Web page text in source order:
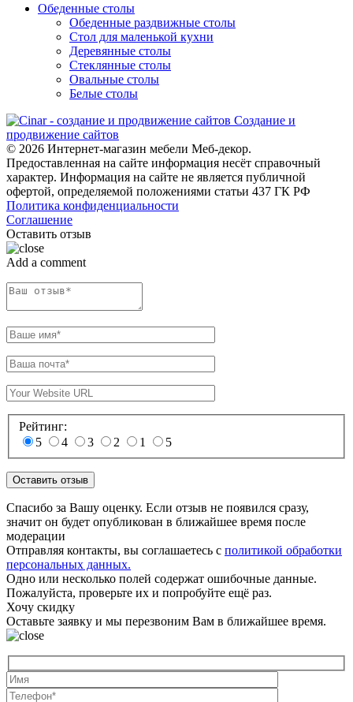
Обеденные столы
Обеденные раздвижные столы
Стол для маленькой кухни
Деревянные столы
Стеклянные столы
Овальные столы
Белые столы
Создание и
продвижение сайтов
© 2026 Интернет-магазин мебели Меб-декор.
Предоставленная на сайте информация несёт справочный
характер. Информация на сайте не является публичной
офертой, определяемой положениями статьи 437 ГК РФ
Политика конфиденциальности
Соглашение
Оставить отзыв
Add a comment
Рейтинг:
5
4 3 2 1 5
Спасибо за Вашу оценку. Если отзыв не появился сразу,
значит он будет опубликован в ближайшее время после
модерации
Отправляя контакты, вы соглашаетесь с политикой обработки
персональных данных.
Одно или несколько полей содержат ошибочные данные.
Пожалуйста, проверьте их и попробуйте ещё раз.
Хочу скидку
Оставьте заявку и мы перезвоним Вам в ближайшее время.